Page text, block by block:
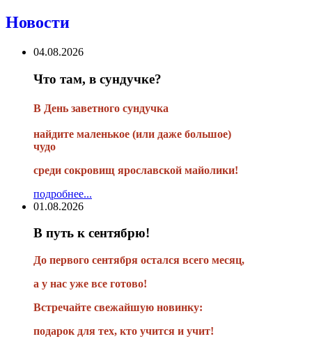
Новости
04.08.2026
Что там, в сундучке?
В День заветного сундучка
найдите маленькое (или даже большое)
чудо
среди сокровищ ярославской майолики!
подробнее...
01.08.2026
В путь к сентябрю!
До первого сентября остался всего месяц,
а у нас уже все готово!
Встречайте свежайшую новинку:
подарок для тех, кто учится и учит!